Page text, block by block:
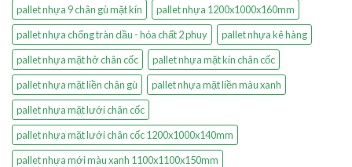
pallet nhựa 9 chân gù mặt kín
pallet nhựa 1200x1000x160mm
pallet nhựa chống tràn dầu - hóa chất 2 phuy
pallet nhựa kê hàng
pallet nhựa mặt hở chân cốc
pallet nhựa mặt kín chân cốc
pallet nhựa mặt liền chân gù
pallet nhựa mặt liền màu xanh
pallet nhựa mặt lưới chân cốc
pallet nhựa mặt lưới chân cốc 1200x1000x140mm
pallet nhựa mới màu xanh 1100x1100x150mm